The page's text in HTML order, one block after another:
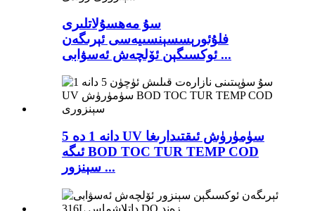
سۇ مەھسۇلاتلىرى
فلۇئورېسسېنسىيەسى ئېرىگەن
ئوكسىگېن ئۆلچەش ئەسۋابى ...
5 دانە 1 دە UV سۈمۈرۈش ئىقتىدارىغا
ئىگە BOD TOC TUR TEMP COD
سېنزور ...